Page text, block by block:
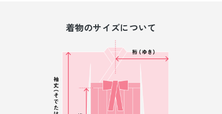
着物のサイズについて